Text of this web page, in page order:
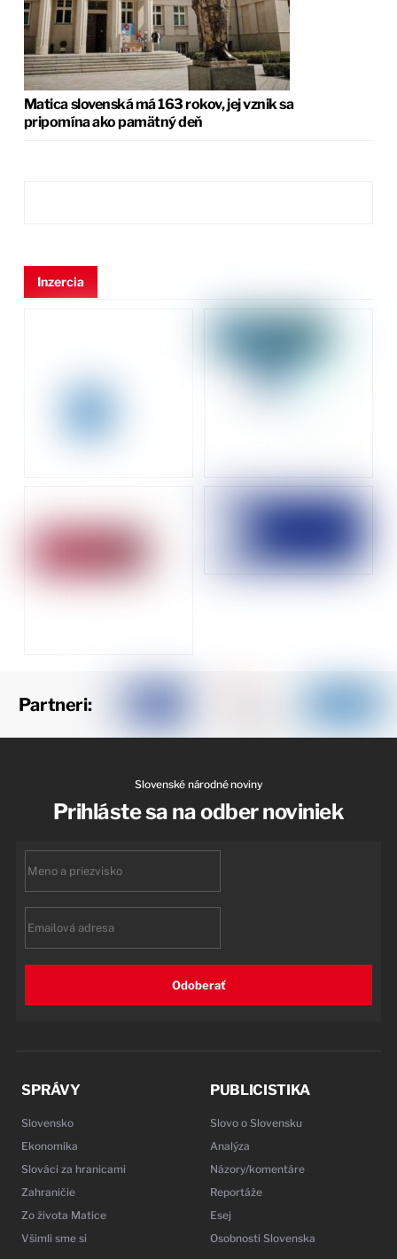
Matica slovenská má 163 rokov, jej vznik sa
pripomína ako pamätný deň
Inzercia
Partneri:
Slovenské národné noviny
Prihláste sa na odber noviniek
Odoberať
SPRÁVY
Slovensko
Ekonomika
Slováci za hranicami
Zahraničie
Zo života Matice
Všimli sme si
PUBLICISTIKA
Slovo o Slovensku
Analýza
Názory/komentáre
Reportáže
Esej
Osobnosti Slovenska